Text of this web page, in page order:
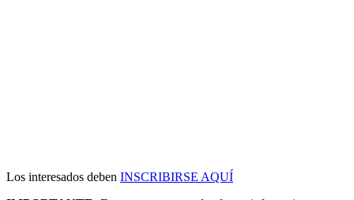
Los interesados deben INSCRIBIRSE AQUÍ